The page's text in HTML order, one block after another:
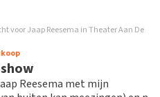
over
voor Jaap Reesema in Theater Aan De
Reesema met mijn